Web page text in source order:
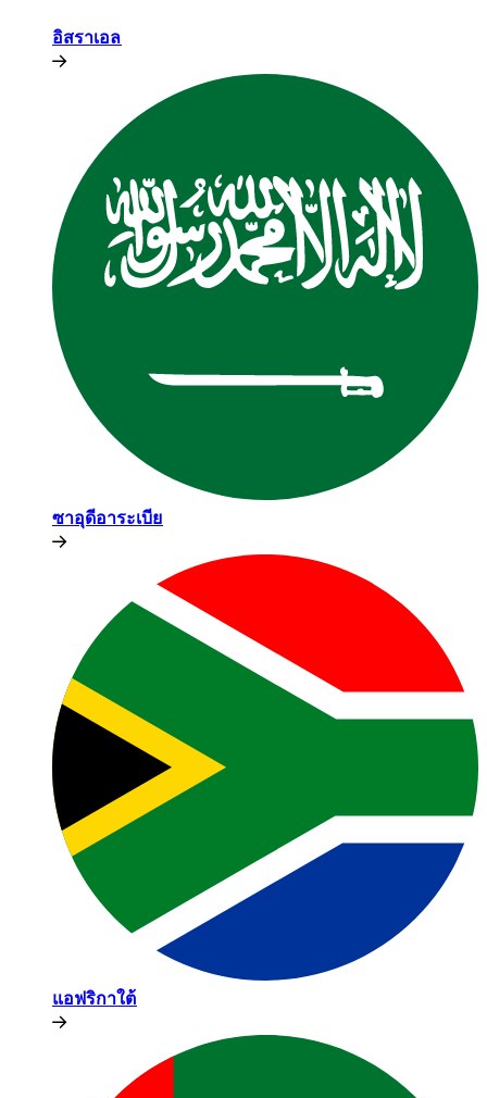
อิสราเอล​​
ซาอุดีอาระเบีย​​
แอฟริกาใต้​​